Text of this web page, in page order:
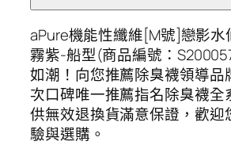
aPure機能性纖維[M號]戀影
霧紫-船型(商品編號：
如潮！向您推薦除臭襪領導品
次口碑唯一推薦指名除臭襪全
供無效退換貨滿意保證，歡迎
驗與選購。